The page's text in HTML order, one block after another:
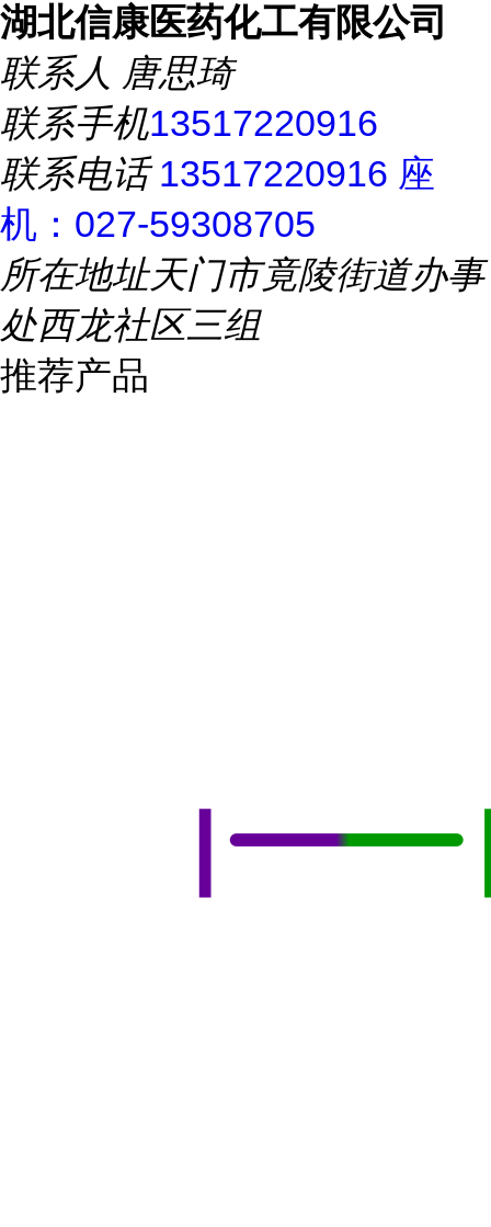
湖北信康医药化工有限公司
联系人 唐思琦
联系手机13517220916
联系电话13517220916 座
机：027-59308705
所在地址天门市竟陵街道办事
处西龙社区三组
推荐产品